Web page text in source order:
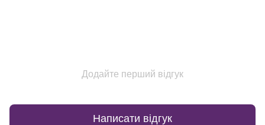
Додайте перший відгук
Написати відгук